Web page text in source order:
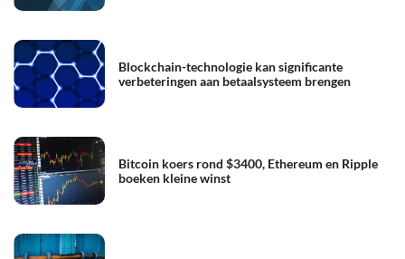
Blockchain-technologie kan significante
verbeteringen aan betaalsysteem brengen
Bitcoin koers rond $3400, Ethereum en Ripple
boeken kleine winst